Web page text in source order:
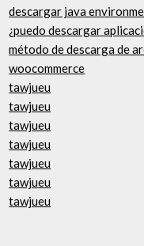
descargar java
¿puedo descargar
método de descarga de
woocommerce
tawjueu
tawjueu
tawjueu
tawjueu
tawjueu
tawjueu
tawjueu